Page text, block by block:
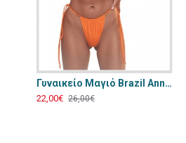
Γυναικείο Μαγιό Brazil Annamu Πορτοκαλί A-1053
22,00€ 26,00€